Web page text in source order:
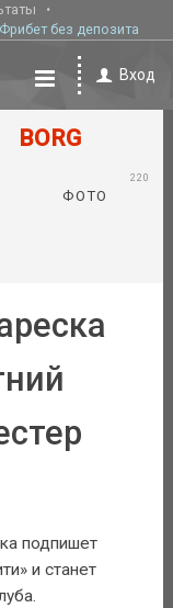
Фрибет без депозита
Вход
BORG
ФОТО
220
подпишет
и станет